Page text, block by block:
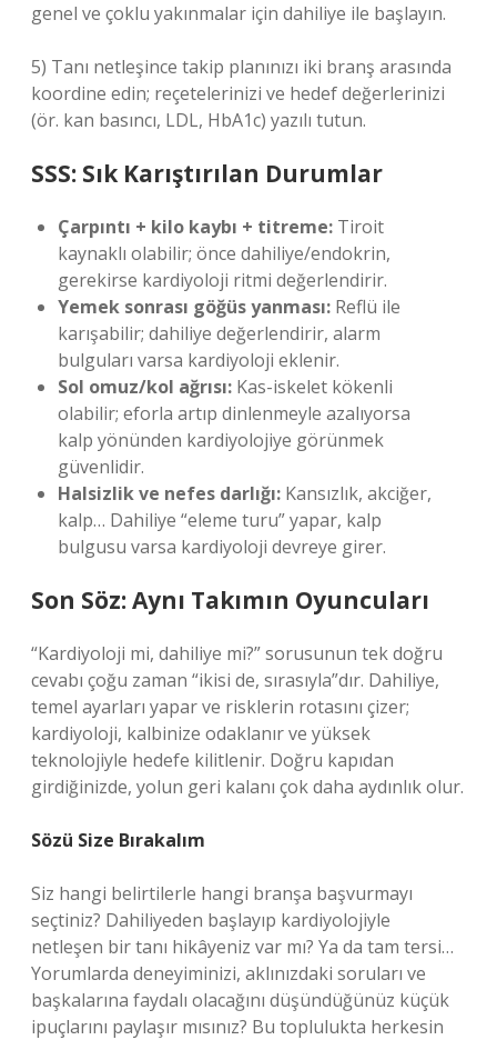
genel ve çoklu yakınmalar için dahiliye ile başlayın.
5) Tanı netleşince takip planınızı iki branş arasında
koordine edin; reçetelerinizi ve hedef değerlerinizi
(ör. kan basıncı, LDL, HbA1c) yazılı tutun.
SSS: Sık Karıştırılan Durumlar
Çarpıntı + kilo kaybı + titreme: Tiroit
kaynaklı olabilir; önce dahiliye/endokrin,
gerekirse kardiyoloji ritmi değerlendirir.
Yemek sonrası göğüs yanması: Reflü ile
karışabilir; dahiliye değerlendirir, alarm
bulguları varsa kardiyoloji eklenir.
Sol omuz/kol ağrısı: Kas-iskelet kökenli
olabilir; eforla artıp dinlenmeyle azalıyorsa
kalp yönünden kardiyolojiye görünmek
güvenlidir.
Halsizlik ve nefes darlığı: Kansızlık, akciğer,
kalp… Dahiliye “eleme turu” yapar, kalp
bulgusu varsa kardiyoloji devreye girer.
Son Söz: Aynı Takımın Oyuncuları
“Kardiyoloji mi, dahiliye mi?” sorusunun tek doğru
cevabı çoğu zaman “ikisi de, sırasıyla”dır. Dahiliye,
temel ayarları yapar ve risklerin rotasını çizer;
kardiyoloji, kalbinize odaklanır ve yüksek
teknolojiyle hedefe kilitlenir. Doğru kapıdan
girdiğinizde, yolun geri kalanı çok daha aydınlık olur.
Sözü Size Bırakalım
Siz hangi belirtilerle hangi branşa başvurmayı
seçtiniz? Dahiliyeden başlayıp kardiyolojiyle
netleşen bir tanı hikâyeniz var mı? Ya da tam tersi…
Yorumlarda deneyiminizi, aklınızdaki soruları ve
başkalarına faydalı olacağını düşündüğünüz küçük
ipuçlarını paylaşır mısınız? Bu toplulukta herkesin